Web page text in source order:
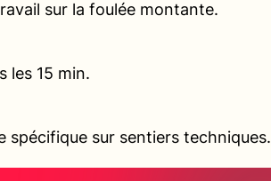
sur la foulée montante.
les 15 min.
spécifique sur sentiers techniques.